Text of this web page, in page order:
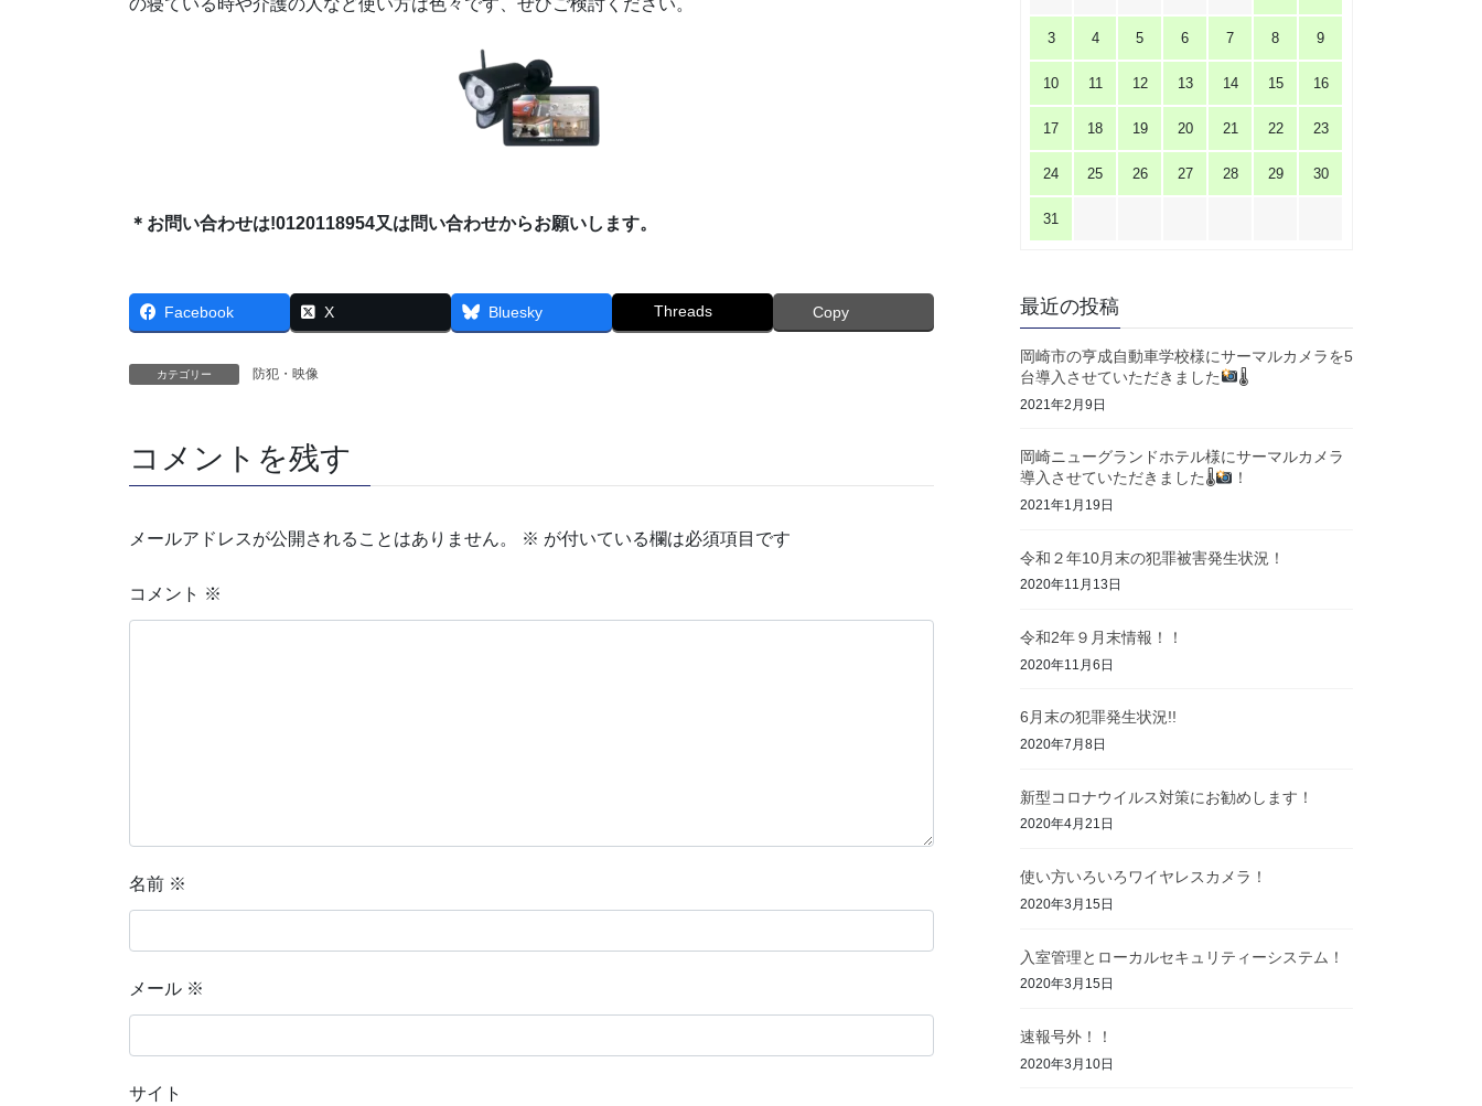
＊お問い合わせは!0120118954又は問い合わせからお願いします。
Facebook X Bluesky Threads Copy
カテゴリー 防犯・映像
コメントを残す
メールアドレスが公開されることはありません。 ※ が付いている欄は必須項目です
コメント ※
名前 ※
メール ※
サイト
3 4 5 6 7 8 9
10 11 12 13 14 15 16
17 18 19 20 21 22 23
24 25 26 27 28 29 30
31
最近の投稿
岡崎市の亨成自動車学校様にサーマルカメラを5
台導入させていただきました
🌡
2021年2月9日
岡崎ニューグランドホテル様にサーマルカメラ
導入させていただきました🌡
！
2021年1月19日
令和２年10月末の犯罪被害発生状況！
2020年11月13日
令和2年９月末情報！！
2020年11月6日
6月末の犯罪発生状況!!
2020年7月8日
新型コロナウイルス対策にお勧めします！
2020年4月21日
使い方いろいろワイヤレスカメラ！
2020年3月15日
入室管理とローカルセキュリティーシステム！
2020年3月15日
速報号外！！
2020年3月10日